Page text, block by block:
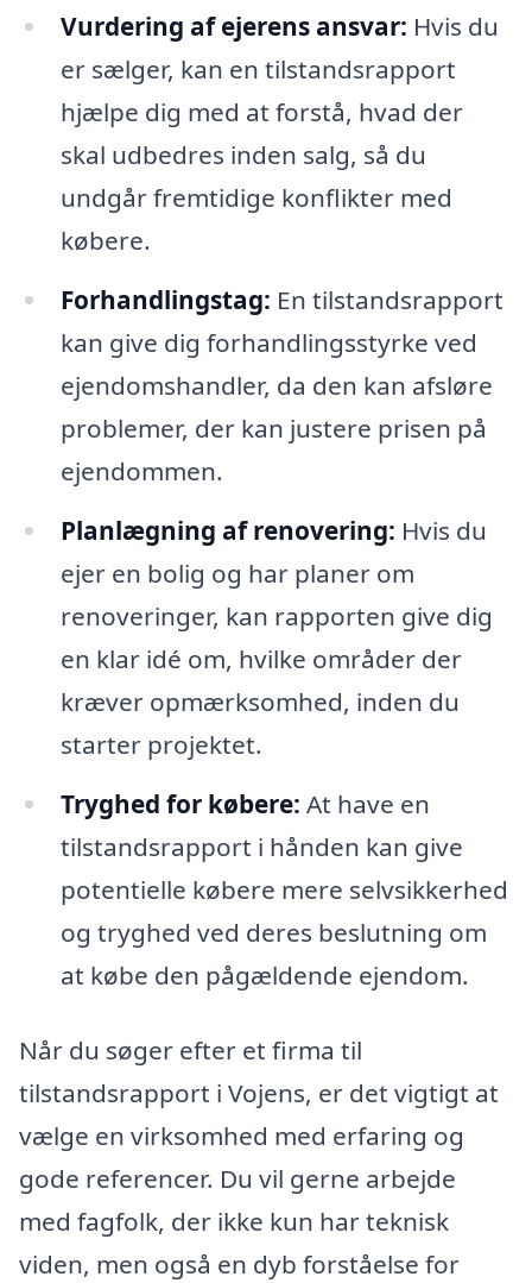
Vurdering af ejerens ansvar: Hvis du
er sælger, kan en tilstandsrapport
hjælpe dig med at forstå, hvad der
skal udbedres inden salg, så du
undgår fremtidige konflikter med
købere.
Forhandlingstag: En tilstandsrapport
kan give dig forhandlingsstyrke ved
ejendomshandler, da den kan afsløre
problemer, der kan justere prisen på
ejendommen.
Planlægning af renovering: Hvis du
ejer en bolig og har planer om
renoveringer, kan rapporten give dig
en klar idé om, hvilke områder der
kræver opmærksomhed, inden du
starter projektet.
Tryghed for købere: At have en
tilstandsrapport i hånden kan give
potentielle købere mere selvsikkerhed
og tryghed ved deres beslutning om
at købe den pågældende ejendom.
Når du søger efter et firma til
tilstandsrapport i Vojens, er det vigtigt at
vælge en virksomhed med erfaring og
gode referencer. Du vil gerne arbejde
med fagfolk, der ikke kun har teknisk
viden, men også en dyb forståelse for